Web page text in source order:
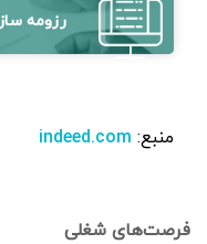
رزومه ساز
منبع: indeed.com
فرصت‌های شغلی